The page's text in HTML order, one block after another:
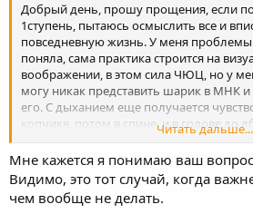
Добрый день, прошу прощения, если
1ступень, пытаюсь осмыслить все и
повседневную жизнь. У меня проблемы
поняла, сама практика строится на
воображении, в этом сила ЧЮЦ, но у
могу никак представить шарик в МНК и
его. С дыханием еще получается
копчике, потом в спине, и в голове до
часть своего тела не чувствую и шарик
соответственно без дыхания не
говорил, что МНК можно практиковать
ложишься спать, представлять себе и
крутиться пока сплю, а я не чувствую,
Читать дальше...
Мне кажется я понимаю ваш вопрос
Видимо, это тот случай, когда
чем вообще не делать.